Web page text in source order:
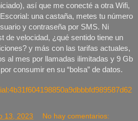
así que me conecté a otra Wifi,
una castaña, metes tu número
y contraseña por SMS. Ni
de velocidad, ¿qué sentido tiene un
y más con las tarifas actuales,
al mes por llamadas ilimitadas y 9 Gb
consumir en su “bolsa” de datos.
13, 2023 No hay comentarios: